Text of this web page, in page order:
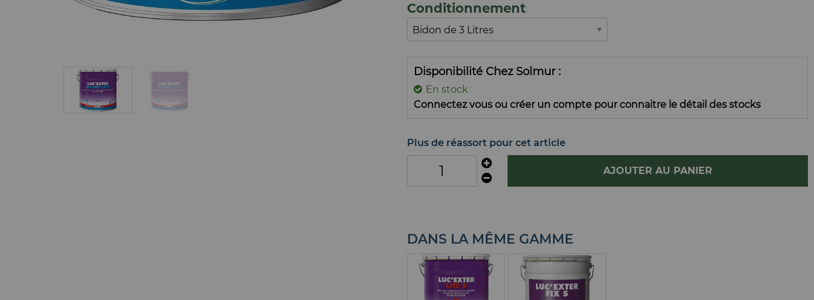
Conditionnement
Disponibilité Chez Solmur
En stock
Connectez vous ou créer un compte pour connaitre le détail des stocks
Plus de réassort pour cet article
AJOUTER AU PANIER
DANS LA MÊME GAMME